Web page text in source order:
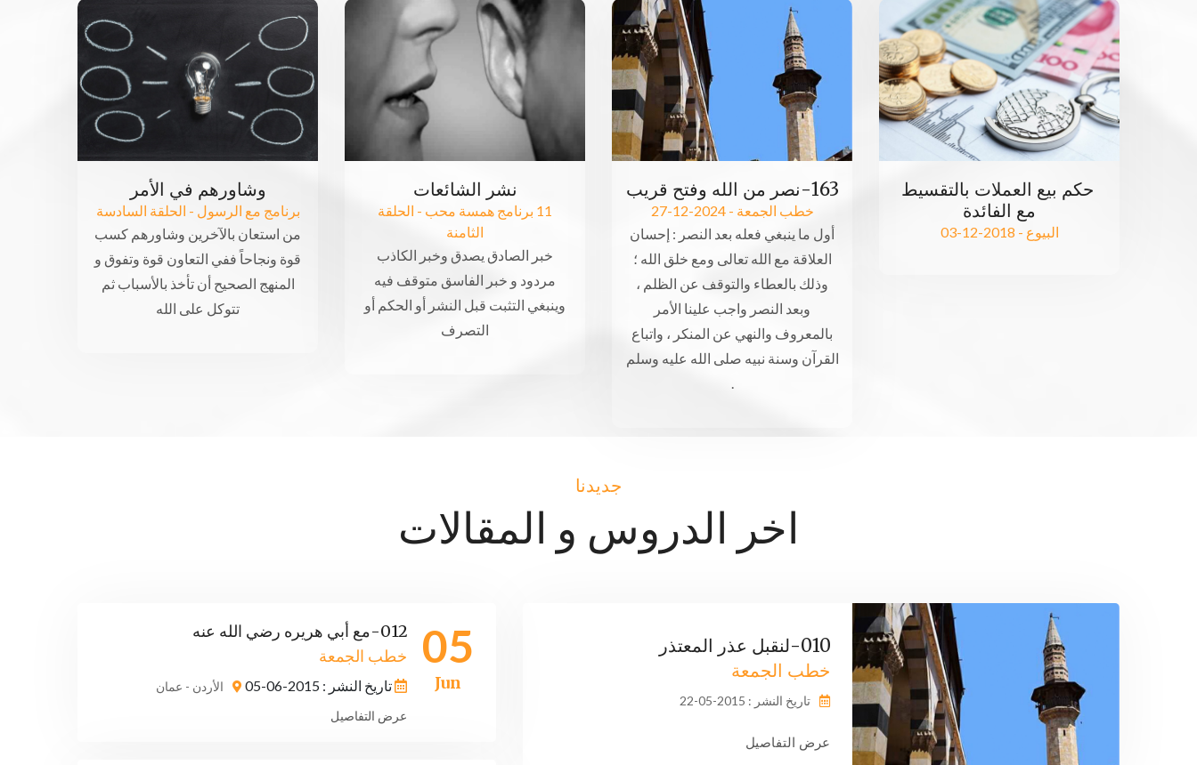
حكم بيع العملات بالتقسيط
مع الفائدة
البيوع - 2018-12-03
163-نصر من الله وفتح قريب
خطب الجمعة - 2024-12-27
أول ما ينبغي فعله بعد النصر : إحسان
العلاقة مع الله تعالى ومع خلق الله ؛
وذلك بالعطاء والتوقف عن الظلم ،
وبعد النصر واجب علينا الأمر
بالمعروف والنهي عن المنكر ، واتباع
القرآن وسنة نبيه صلى الله عليه وسلم
نشر الشائعات
11 برنامج همسة محب - الحلقة
الثامنة
خبر الصادق يصدق وخبر الكاذب
مردود و خبر الفاسق متوقف فيه
وينبغي التثبت قبل النشر أو الحكم أو
التصرف
وشاورهم في الأمر
برنامج مع الرسول - الحلقة السادسة
من استعان بالآخرين وشاورهم كسب
قوة ونجاحاً ففي التعاون قوة وتفوق و
المنهج الصحيح أن تأخذ بالأسباب ثم
تتوكل على الله
جديدنا
اخر الدروس و المقالات
010-لنقبل عذر المعتذر
خطب الجمعة
تاريخ النشر : 2015-05-22
عرض التفاصيل
05
Jun
012-مع أبي هريره رضي الله عنه
خطب الجمعة
تاريخ النشر : 2015-06-05 الأردن - عمان
عرض التفاصيل